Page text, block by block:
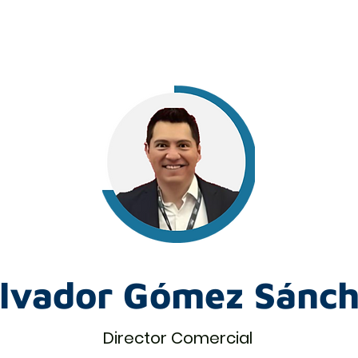
Gómez
Director Comercial